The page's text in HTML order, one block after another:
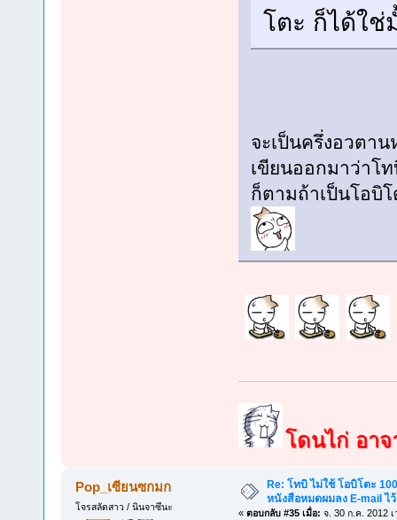
โตะ ก็ได้ใช่
จะเป็นครึ่งอวตา
เขียนออกมาว่าโ
ก็ตามถ้าเป็นโอบิ
โดนไก่ อา
Pop_เซียนซกมก
โจรสลัดสาว / นินจาซึนะ
Re: โทบิ ไม่ใช้ โอบิโตะ
หนังสือหมดผมลง E-mail
« ตอบกลับ #35 เมื่อ: จ. 30 ก.ค. 2012